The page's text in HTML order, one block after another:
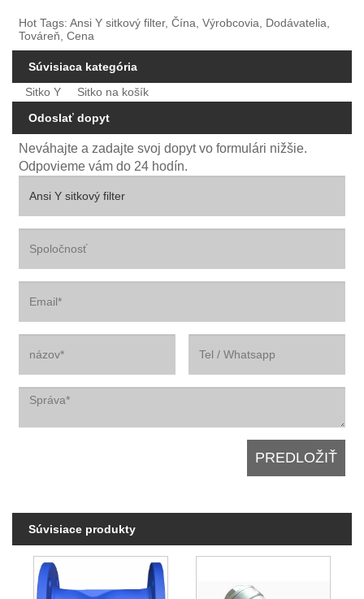
Hot Tags: Ansi Y sitkový filter, Čína, Výrobcovia, Dodávatelia,
Továreň, Cena
Súvisiaca kategória
Sitko Y
Sitko na košík
Odoslať dopyt
Neváhajte a zadajte svoj dopyt vo formulári nižšie.
Odpovieme vám do 24 hodín.
Súvisiace produkty